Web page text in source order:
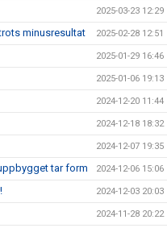
2025-03-23 12:29
minusresultat 2025-02-28 12:51
2025-01-29 16:46
2025-01-06 19:13
2024-12-20 11:44
2024-12-18 18:32
2024-12-07 19:35
tar form 2024-12-06 15:06
2024-12-03 20:03
2024-11-28 20:22